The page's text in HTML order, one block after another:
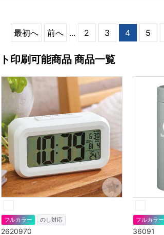
最初へ 前へ ... 2 3 4 5
印刷可能商品 商品一覧
フルカラー のし対応
2620970
フルカラー
36091